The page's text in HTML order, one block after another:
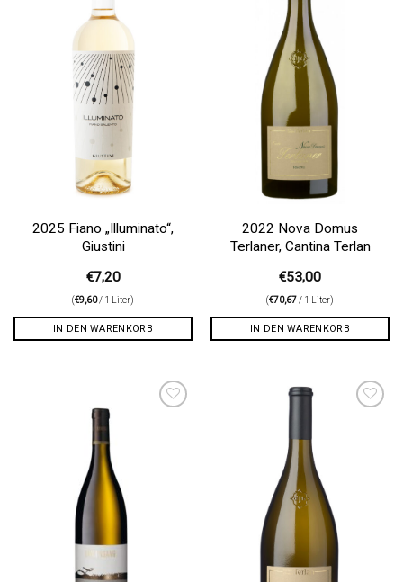
2025 Fiano „Illuminato“,
Giustini
€7,20
(€9,60/ 1 Liter)
IN DEN WARENKORB
2022 Nova Domus
Terlaner, Cantina Terlan
€53,00
(€70,67/ 1 Liter)
IN DEN WARENKORB